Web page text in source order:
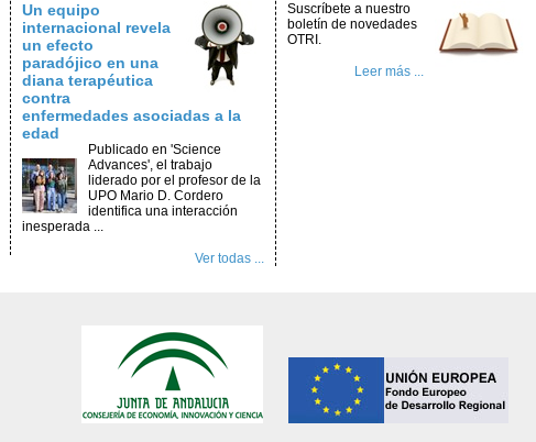
Un equipo
internacional revela
un efecto
paradójico en una
diana terapéutica
contra
enfermedades asociadas a la
edad
Publicado en 'Science
Advances', el trabajo
liderado por el profesor de la
UPO Mario D. Cordero
identifica una interacción
inesperada ...
Ver todas ...
Suscríbete a nuestro
boletín de novedades
OTRI.
Leer más ...